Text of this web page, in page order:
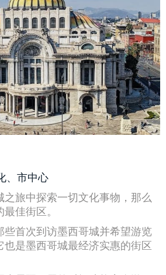
、市中心
旅中探索一切文化事物，那么
佳街区。
些首次到访墨西哥城并希望游览
是墨西哥城最经济实惠的街区